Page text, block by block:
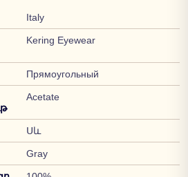
Italy
Kering Eyewear
Прямоугольный
Acetate
Սև
Gray